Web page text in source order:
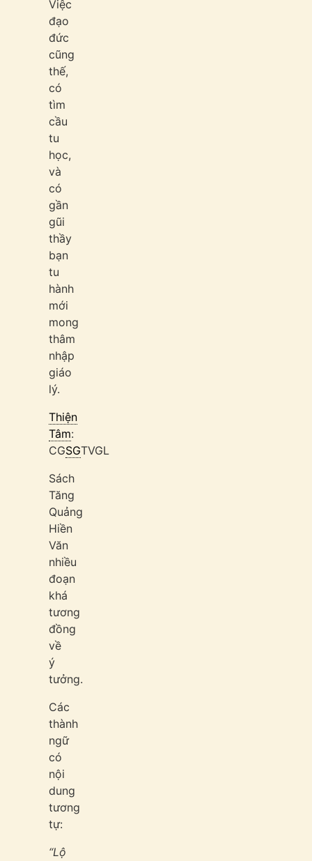
Việc
đạo
đức
cũng
thế,
có
tìm
cầu
tu
học,
và
có
gần
gũi
thầy
bạn
tu
hành
mới
mong
thâm
nhập
giáo
lý.
Thiện
Tâm:
CGSGTVGL
Sách
Tăng
Quảng
Hiền
Văn
nhiều
đoạn
khá
tương
đồng
về
ý
tưởng.
Các
thành
ngữ
có
nội
dung
tương
tự:
“Lộ